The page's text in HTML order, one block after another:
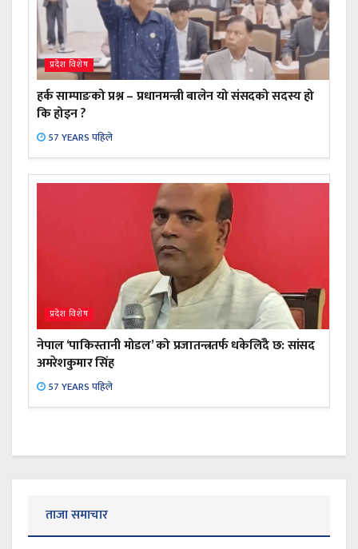
प्रदेश विशेष
हर्क साम्पाङको प्रश्न – प्रधानमन्त्री बालेन यो संसदको सदस्य हो
कि होइन ?
57 YEARS पहिले
प्रदेश विशेष
नेपाल ‘पाकिस्तानी मोडल’ को प्रजातन्त्रतर्फ धकेलिँदै छ: सांसद
अमरेशकुमार सिंह
57 YEARS पहिले
ताजा समाचार